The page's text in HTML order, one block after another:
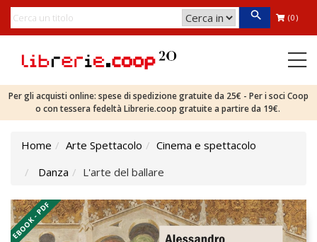
(0)
Per gli acquisti online: spese di spedizione gratuite da 25€ - Per i soci Coop
o con tessera fedeltà Librerie.coop gratuite a partire da 19€.
Home Arte Spettacolo
Cinema e spettacolo
Danza
L'arte del ballare
EBOOK - PDF